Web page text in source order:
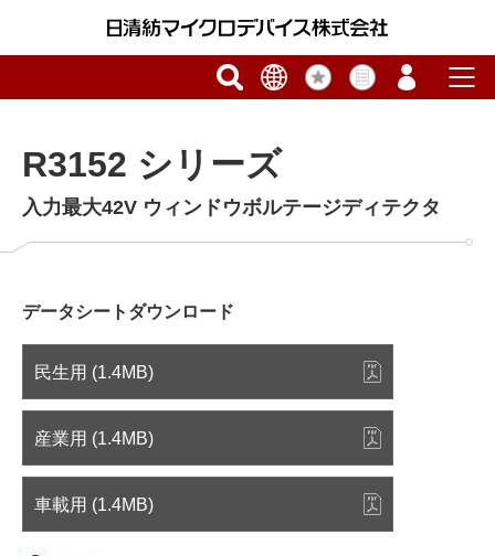
R3152 シリーズ
入力最大42V ウィンドウボルテージディテクタ
データシートダウンロード
民生用 (1.4MB)
産業用 (1.4MB)
車載用 (1.4MB)